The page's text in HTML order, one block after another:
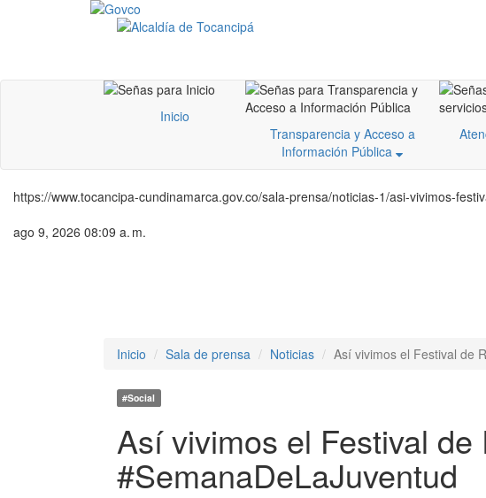
Inicio
Transparencia y Acceso a
Información Pública
https://www.tocancipa-cundinamarca.gov.co/sala-prensa/noticias-1/asi-vivimos-
ago 9, 2026 08:09 a. m.
Inicio
Sala de prensa Noticias Así vivimos el Festival de
#Social
Así vivimos el Festival de
#SemanaDeLaJuventud